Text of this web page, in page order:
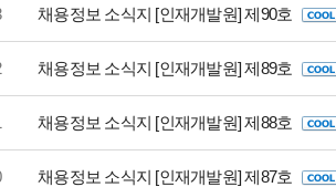
채용정보 소식지 [인재개발원] 제90호
채용정보 소식지 [인재개발원] 제89호
채용정보 소식지 [인재개발원] 제88호
채용정보 소식지 [인재개발원] 제87호